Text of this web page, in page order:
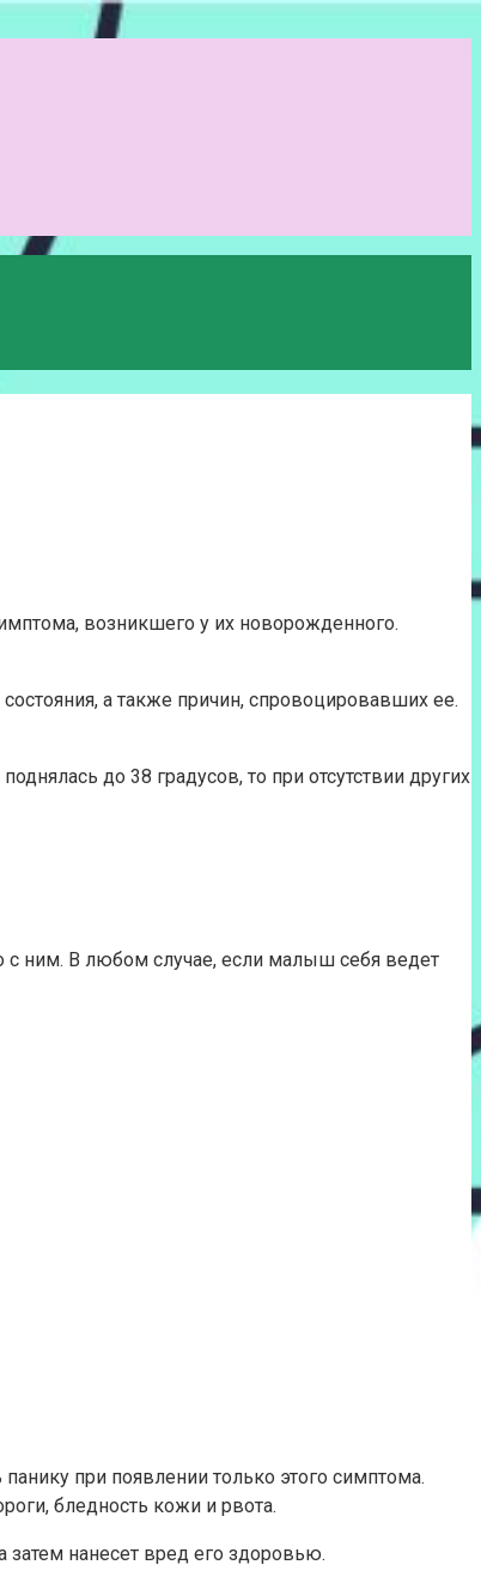
возникшего у их новорожденного.
а также причин, спровоцировавших ее.
до 38 градусов, то при отсутствии других
с ним. В любом случае, если малыш себя ведет
при появлении только этого симптома.
бледность кожи и рвота.
затем нанесет вред его здоровью.